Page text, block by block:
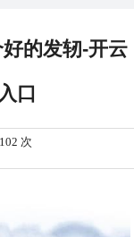
的发轫-开云
口
次